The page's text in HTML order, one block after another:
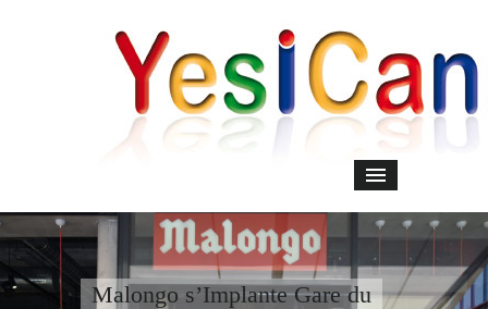
Malongo s’Implante Gare du